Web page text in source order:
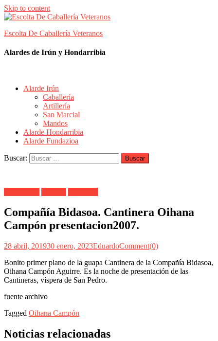
Skip to content
Escolta De Caballería Veteranos
Alardes de Irún y Hondarribia
Alarde Irún
Caballería
Artillería
San Marcial
Mandos
Alarde Hondarribia
Alarde Fundazioa
Buscar:
Compañía Bidasoa. Cantinera Oihana
Campón presentacion2007.
28 abril, 201930 enero, 2023EduardoComment(0)
Bonito primer plano de la guapa Cantinera de la Compañía Bidasoa,
Oihana Campón Aguirre. Es la noche de presentación de las
Cantineras, víspera de San Pedro.
fuente archivo
Tagged Oihana Campón
Noticias relacionadas